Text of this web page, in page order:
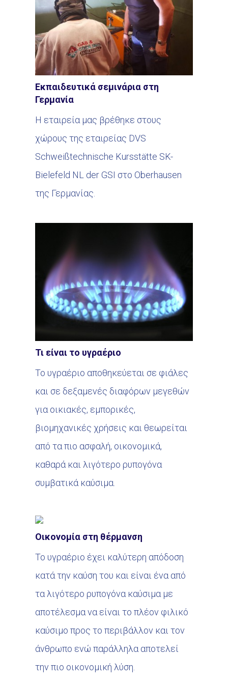
εστίαση
Εκπαιδευτικά σεμινάρια στη
Γερμανία
Η εταιρεία μας βρέθηκε στους
χώρους της εταιρείας DVS
Schweißtechnische Kursstätte SK-
Bielefeld NL der GSI στο Oberhausen
της Γερμανίας.
Τι είναι το υγραέριο
Το υγραέριο αποθηκεύεται σε φιάλες
και σε δεξαμενές διαφόρων μεγεθών
για οικιακές, εμπορικές,
βιομηχανικές χρήσεις και θεωρείται
από τα πιο ασφαλή, οικονομικά,
καθαρά και λιγότερο ρυπογόνα
συμβατικά καύσιμα.
Οικονομία στη θέρμανση
Το υγραέριο έχει καλύτερη απόδοση
κατά την καύση του και είναι ένα από
τα λιγότερο ρυπογόνα καύσιμα με
αποτέλεσμα να είναι το πλέον φιλικό
καύσιμο προς το περιβάλλον και τον
άνθρωπο ενώ παράλληλα αποτελεί
την πιο οικονομική λύση.